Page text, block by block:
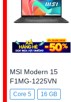
MSI Modern 15
F1MG-1225VN
Core 5
16 GB